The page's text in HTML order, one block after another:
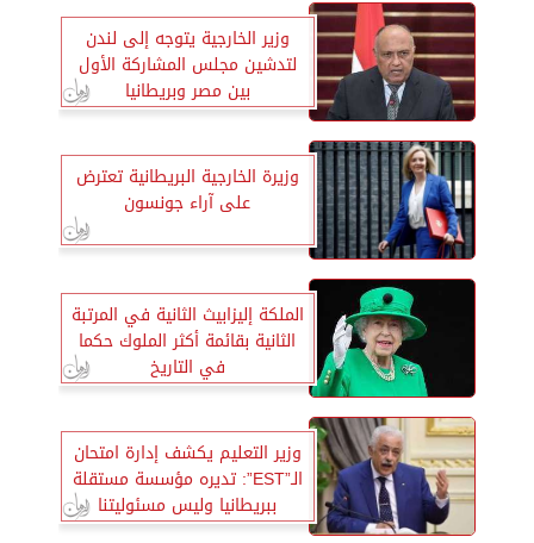
وزير الخارجية يتوجه إلى لندن
لتدشين مجلس المشاركة الأول
بين مصر وبريطانيا
وزيرة الخارجية البريطانية تعترض
على آراء جونسون
الملكة إليزابيث الثانية في المرتبة
الثانية بقائمة أكثر الملوك حكما
في التاريخ
وزير التعليم يكشف إدارة امتحان
الـ”EST”: تديره مؤسسة مستقلة
ببريطانيا وليس مسئوليتنا